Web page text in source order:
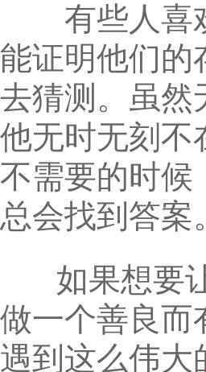
有些人喜欢
能证明他们的
去猜测。虽然
他无时无刻
不需要的时候
总会找到答案
如果想要让
做一个善良而
遇到这么伟